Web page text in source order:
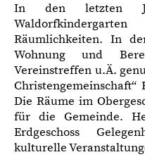
In den letzten
Räumlichkeiten. In
Wohnung und
Vereinstreffen u.Ä.
Christengemeinschaft“
Die Räume im
für die Gemeinde.
Erdgeschoss
kulturelle